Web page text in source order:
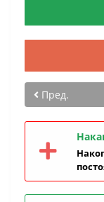
Пред.